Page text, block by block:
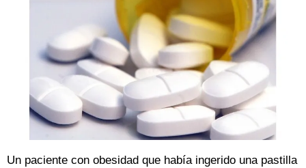
Un paciente con obesidad que había ingerido una pastilla